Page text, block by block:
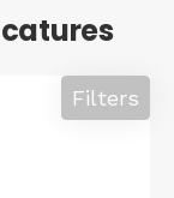
Filters